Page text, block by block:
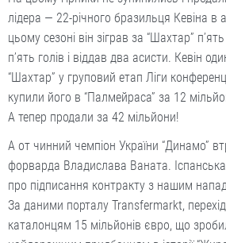
лідера — 22-річного бразильця Кевіна в
цьому сезоні він зіграв за “Шахтар”
п’ять голів і віддав два асисти. Кевін
“Шахтар” у груповий етап Ліги
купили його в “Палмейраса” за 12
А тепер продали за 42 мільйони!
А от чинний чемпіон України “Динамо”
форварда Владислава Ваната.
про підписання контракту з нашим
За даними порталу Transfermarkt,
каталонцям 15 мільйонів євро, що